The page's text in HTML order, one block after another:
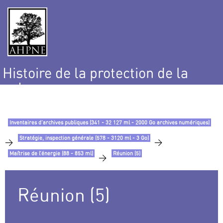
Histoire de la protection de la
nature
Inventaires d’archives publiques (341 - 32 127 ml - 2000 Go archives numériques)
> Stratégie, inspection générale (578 - 3120 ml - 3 Go) >
Maîtrise de l’énergie (88 - 853 ml) > Réunion (5)
Réunion (5)